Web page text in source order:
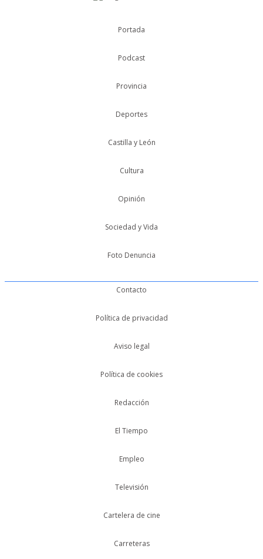
Portada
Podcast
Provincia
Deportes
Castilla y León
Cultura
Opinión
Sociedad y Vida
Foto Denuncia
Contacto
Política de privacidad
Aviso legal
Política de cookies
Redacción
El Tiempo
Empleo
Televisión
Cartelera de cine
Carreteras